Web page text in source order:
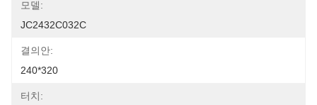
모델:
JC2432C032C
결의안:
240*320
터치: